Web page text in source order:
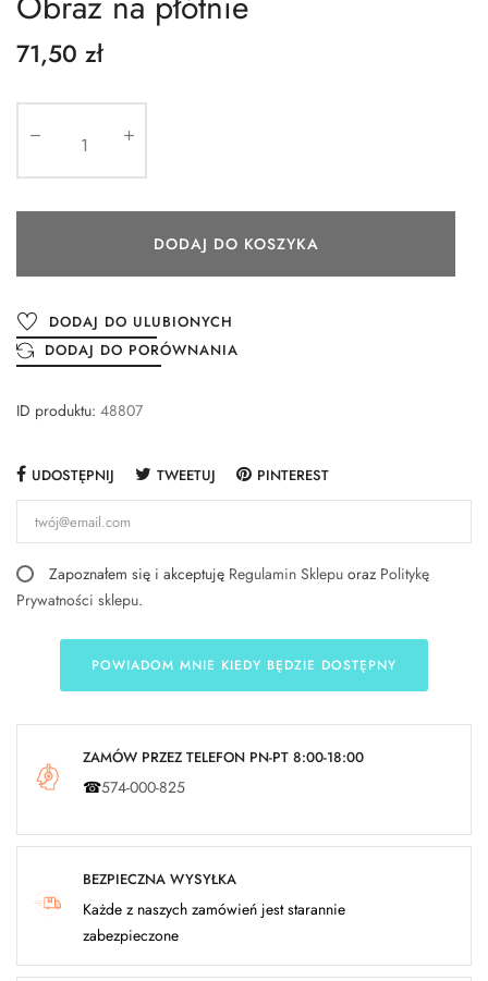
71,50 zł
DODAJ DO KOSZYKA
DODAJ DO ULUBIONYCH
DODAJ DO PORÓWNANIA
ID produktu: 48807
UDOSTĘPNIJ TWEETUJ PINTEREST
Zapoznałem się i akceptuję Regulamin Sklepu oraz Politykę
Prywatności sklepu.
POWIADOM MNIE KIEDY BĘDZIE DOSTĘPNY
ZAMÓW PRZEZ TELEFON PN-PT 8:00-18:00
☎574-000-825
BEZPIECZNA WYSYŁKA
Każde z naszych zamówień jest starannie
zabezpieczone